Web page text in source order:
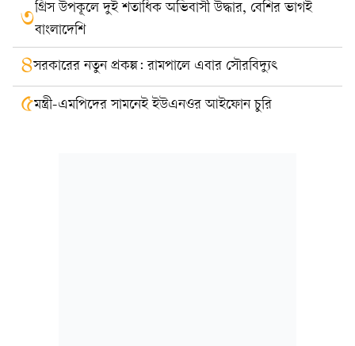
৩গ্রিস উপকূলে দুই শতাধিক অভিবাসী উদ্ধার, বেশির ভাগই
বাংলাদেশি
৪সরকারের নতুন প্রকল্প: রামপালে এবার সৌরবিদ্যুৎ
৫মন্ত্রী-এমপিদের সামনেই ইউএনওর আইফোন চুরি